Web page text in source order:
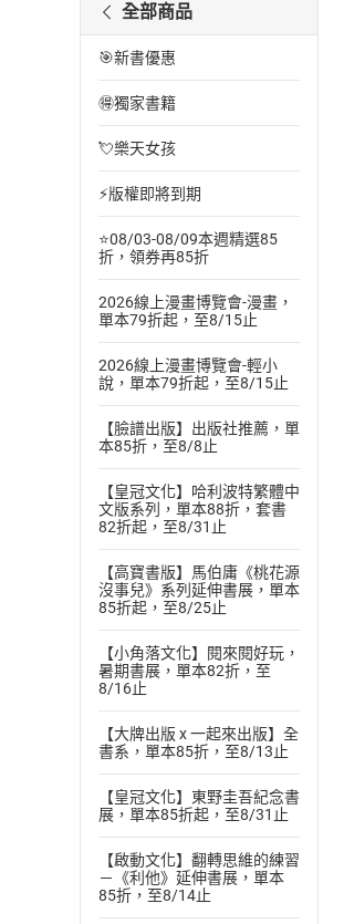
全部商品
🎯新書優惠
🉐獨家書籍
💘樂天女孩
⚡版權即將到期
⭐08/03-08/09本週精選85
折，領券再85折
2026線上漫畫博覽會-漫畫，
單本79折起，至8/15止
2026線上漫畫博覽會-輕小
說，單本79折起，至8/15止
【臉譜出版】出版社推薦，單
本85折，至8/8止
【皇冠文化】哈利波特繁體中
文版系列，單本88折，套書
82折起，至8/31止
【高寶書版】馬伯庸《桃花源
沒事兒》系列延伸書展，單本
85折起，至8/25止
【小角落文化】閱來閱好玩，
暑期書展，單本82折，至
8/16止
【大牌出版 x 一起來出版】全
書系，單本85折，至8/13止
【皇冠文化】東野圭吾紀念書
展，單本85折起，至8/31止
【啟動文化】翻轉思維的練習
－《利他》延伸書展，單本
85折，至8/14止